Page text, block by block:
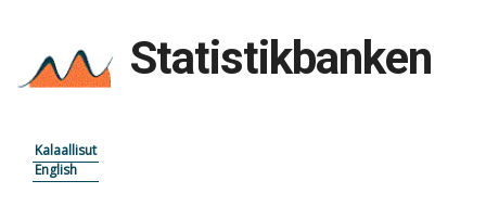
Statistikbanken
Kalaallisut
English